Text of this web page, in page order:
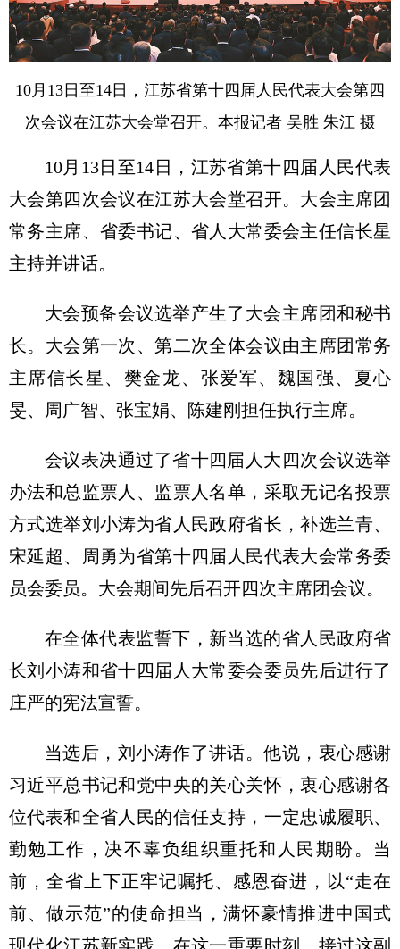
10月13日至14日，江苏省第十四届人民代表大会第四
次会议在江苏大会堂召开。本报记者 吴胜 朱江 摄
10月13日至14日，江苏省第十四届人民代表
大会第四次会议在江苏大会堂召开。大会主席团
常务主席、省委书记、省人大常委会主任信长星
主持并讲话。
大会预备会议选举产生了大会主席团和秘书
长。大会第一次、第二次全体会议由主席团常务
主席信长星、樊金龙、张爱军、魏国强、夏心
旻、周广智、张宝娟、陈建刚担任执行主席。
会议表决通过了省十四届人大四次会议选举
办法和总监票人、监票人名单，采取无记名投票
方式选举刘小涛为省人民政府省长，补选兰青、
宋延超、周勇为省第十四届人民代表大会常务委
员会委员。大会期间先后召开四次主席团会议。
在全体代表监誓下，新当选的省人民政府省
长刘小涛和省十四届人大常委会委员先后进行了
庄严的宪法宣誓。
当选后，刘小涛作了讲话。他说，衷心感谢
习近平总书记和党中央的关心关怀，衷心感谢各
位代表和全省人民的信任支持，一定忠诚履职、
勤勉工作，决不辜负组织重托和人民期盼。当
前，全省上下正牢记嘱托、感恩奋进，以“走在
前、做示范”的使命担当，满怀豪情推进中国式